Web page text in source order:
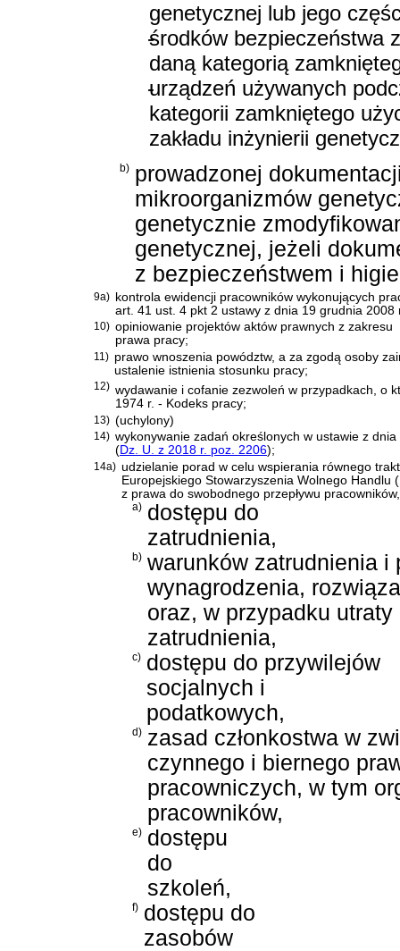
genetycznej lub jego
-
środków bezpieczeństwa
daną kategorią
-
urządzeń używanych
kategorii zamkniętego
zakładu inżynierii
b) prowadzonej
mikroorganizmów
genetycznie
genetycznej, jeżeli
z bezpieczeństwem i
9a) kontrola ewidencji pracowników wykonujących
art. 41 ust. 4 pkt 2 ustawy z dnia 19 grudnia
10) opiniowanie projektów aktów prawnych z zakresu
prawa pracy;
11) prawo wnoszenia powództw, a za zgodą osoby
ustalenie istnienia stosunku pracy;
12) wydawanie i cofanie zezwoleń w przypadkach, o
1974 r. - Kodeks pracy;
13) (uchylony)
14) wykonywanie zadań określonych w ustawie z dnia
(Dz. U. z 2018 r. poz. 2206);
14a) udzielanie porad w celu wspierania równego
Europejskiego Stowarzyszenia Wolnego
z prawa do swobodnego przepływu
a) dostępu do
zatrudnienia,
b) warunków zatrudnienia i
wynagrodzenia,
oraz, w przypadku
zatrudnienia,
c) dostępu do przywilejów
socjalnych i
podatkowych,
d) zasad członkostwa w
czynnego i biernego
pracowniczych, w tym
pracowników,
e) dostępu
do
szkoleń,
f) dostępu do
zasobów